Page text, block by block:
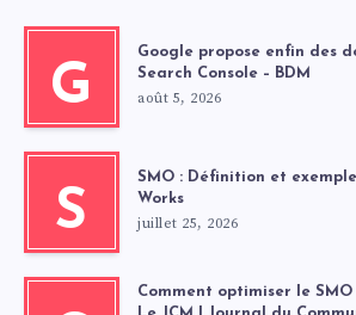
G
Google propose enfin des
Search Console – BDM
août 5, 2026
S
SMO : Définition et
Works
juillet 25, 2026
Comment optimiser le